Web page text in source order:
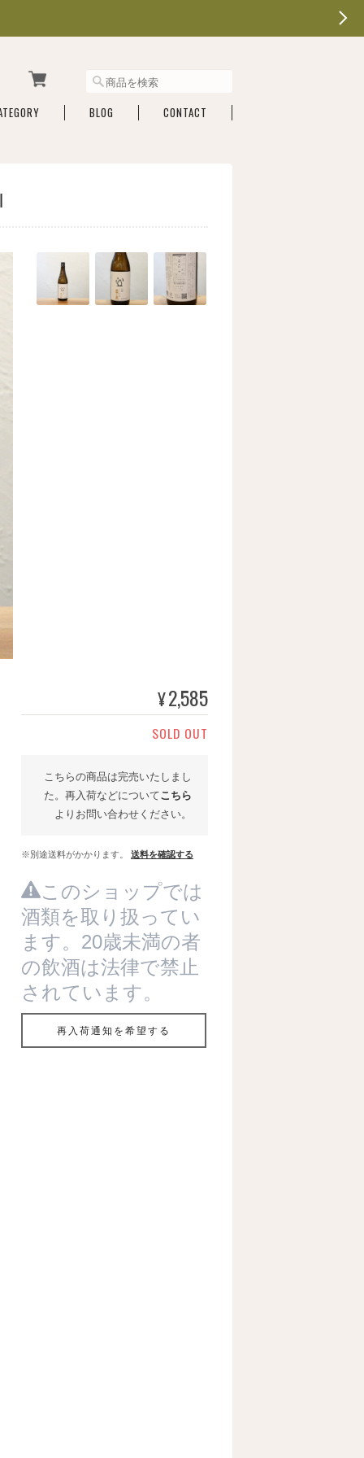
BLOG CONTACT
¥2,585
SOLD OUT
こちらの商品は完売いたしまし
た。再入荷などについてこちら
よりお問い合わせください。
※別途送料がかかります。 送料を確認する
このショップでは
酒類を取り扱ってい
ます。20歳未満の者
の飲酒は法律で禁止
されています。
再入荷通知を希望する